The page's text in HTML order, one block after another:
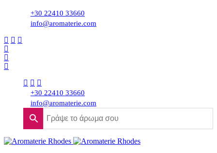
+30 22410 33660
info@aromaterie.com
+30 22410 33660
info@aromaterie.com